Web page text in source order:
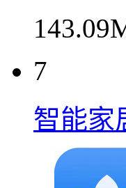
7
智能家